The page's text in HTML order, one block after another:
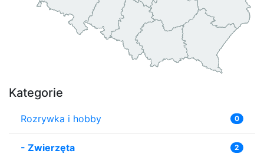
Kategorie
Rozrywka i hobby 0
- Zwierzęta 2